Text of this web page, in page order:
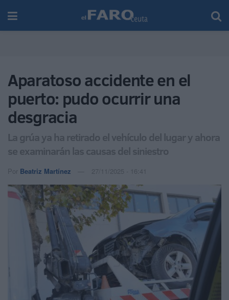
Aparatoso accidente en el
puerto: pudo ocurrir una
desgracia
La grúa ya ha retirado el vehículo del lugar y ahora
se examinarán las causas del siniestro
Por Beatriz Martínez 27/11/2025 - 16:41